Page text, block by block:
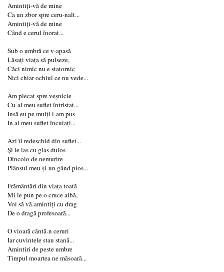
Amintiți-vă de mine
Ca un zbor spre ceru-nalt...
Amintiți-vă de mine
Când e cerul înorat...
Sub o umbră ce v-apasă
Lăsați viața să pulseze,
Căci nimic nu e statornic
Nici chiar ochiul ce nu vede...
Am plecat spre veșnicie
Cu-al meu suflet întristat...
Însă eu pe mulți i-am pus
În al meu suflet încuiați...
Azi îi redeschid din suflet...
Și le las cu glas duios
Dincolo de nemurire
Plânsul meu și-un gând pios...
Frământări din viața toată
Mi le pun pe o cruce albă,
Voi să vă-amintiți cu drag
De o dragă profesoară...
O vioară cântă-n ceruri
Iar cuvintele stau stană...
Amintiri de peste umbre
Timpul moartea ne măsoară...